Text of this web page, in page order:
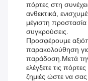
πόρτες στη
ανθεκτικά,
μέγιστη προστασία
συγκρούσεις.
Προσφέρουμε
παρακολούθηση
παράδοση.Μετά
ελέγξετε τις
ζημιές ώστε να